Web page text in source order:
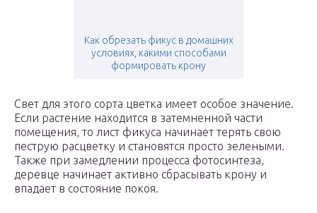
Как обрезать фикус в домашних
условиях, какими способами
формировать крону
Свет для этого сорта цветка имеет особое значение.
Если растение находится в затемненной части
помещения, то лист фикуса начинает терять свою
пеструю расцветку и становятся просто зелеными.
Также при замедлении процесса фотосинтеза,
деревце начинает активно сбрасывать крону и
впадает в состояние покоя.